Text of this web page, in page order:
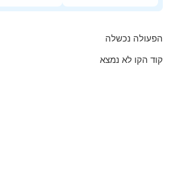
הפעולה נכשלה
קוד הקו לא נמצא